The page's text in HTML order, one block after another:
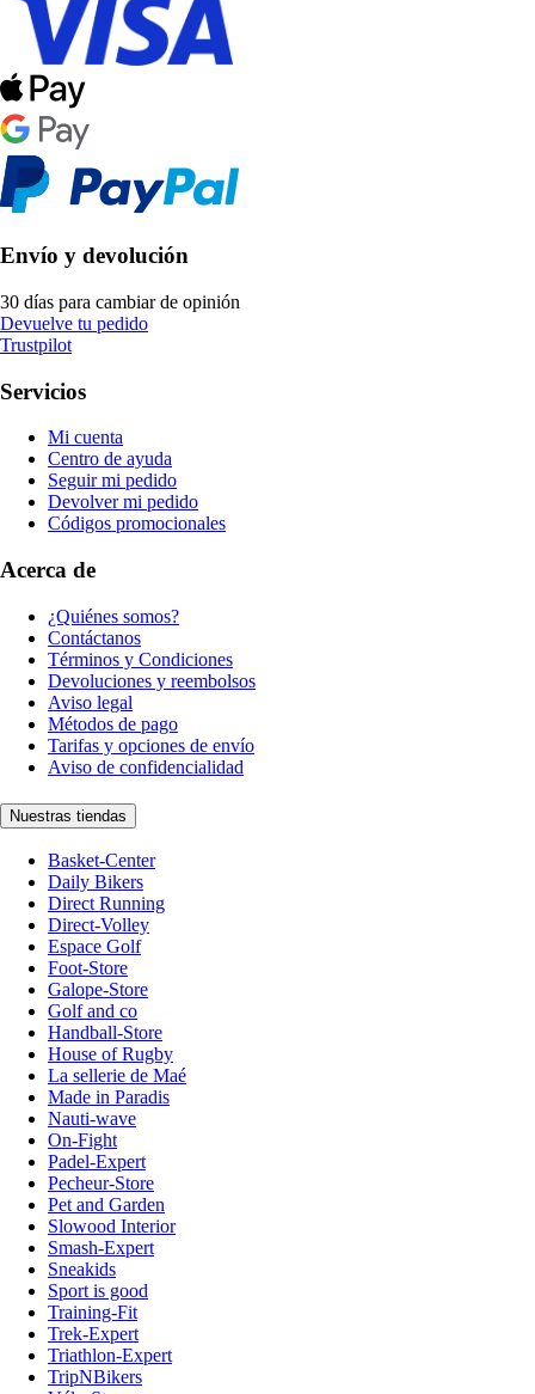
Envío y devolución
30 días para cambiar de opinión
Devuelve tu pedido
Trustpilot
Servicios
Mi cuenta
Centro de ayuda
Seguir mi pedido
Devolver mi pedido
Códigos promocionales
Acerca de
¿Quiénes somos?
Contáctanos
Términos y Condiciones
Devoluciones y reembolsos
Aviso legal
Métodos de pago
Tarifas y opciones de envío
Aviso de confidencialidad
Nuestras tiendas
Basket-Center
Daily Bikers
Direct Running
Direct-Volley
Espace Golf
Foot-Store
Galope-Store
Golf and co
Handball-Store
House of Rugby
La sellerie de Maé
Made in Paradis
Nauti-wave
On-Fight
Padel-Expert
Pecheur-Store
Pet and Garden
Slowood Interior
Smash-Expert
Sneakids
Sport is good
Training-Fit
Trek-Expert
Triathlon-Expert
TripNBikers